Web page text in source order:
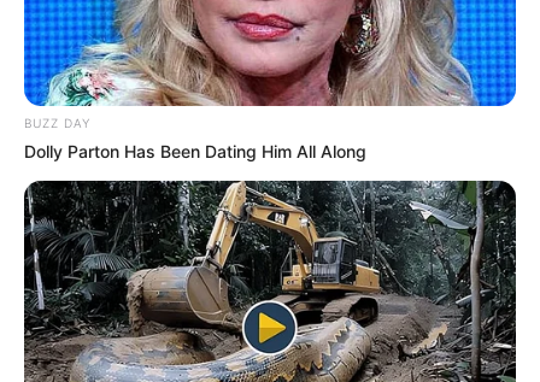
BUZZ DAY
Dolly Parton Has Been Dating Him All Along